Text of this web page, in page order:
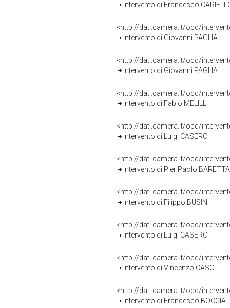
intervento di Francesco
<http://dati.camera.it/ocd/
intervento di Giovanni PAGLIA
<http://dati.camera.it/ocd/
intervento di Giovanni PAGLIA
<http://dati.camera.it/ocd/
intervento di Fabio MELILLI
<http://dati.camera.it/ocd/
intervento di Luigi CASERO
<http://dati.camera.it/ocd/
intervento di Pier Paolo BARETTA
<http://dati.camera.it/ocd/
intervento di Filippo BUSIN
<http://dati.camera.it/ocd/
intervento di Luigi CASERO
<http://dati.camera.it/ocd/
intervento di Vincenzo CASO
<http://dati.camera.it/ocd/
intervento di Francesco BOCCIA